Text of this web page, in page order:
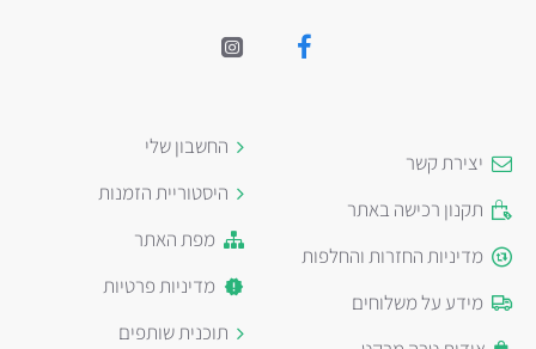
יצירת קשר
תקנון רכישה באתר
מדיניות החזרות והחלפות
מידע על משלוחים
החשבון שלי
היסטוריית הזמנות
מפת האתר
מדיניות פרטיות
תוכנית שותפים